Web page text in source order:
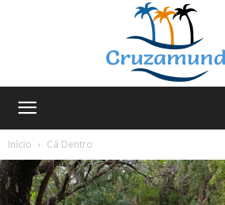
Início
Cá Dentro